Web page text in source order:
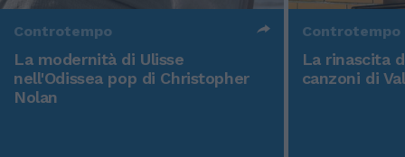
Controtempo
La modernità di Ulisse
nell'Odissea pop di Christopher
Nolan
Controtempo
La rinascita
canzoni di